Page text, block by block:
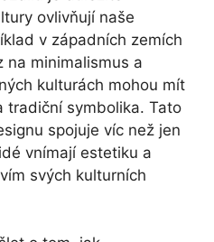
ovlivňují naše
v západních zemích
na minimalismus a
kulturách mohou mít
tradiční symbolika. Tato
spojuje víc než jen
vnímají estetiku a
svých kulturních